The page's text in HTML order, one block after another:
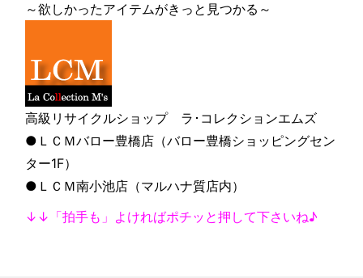
～欲しかったアイテムがきっと見つかる～
高級リサイクルショップ ラ･コレクションエムズ
●ＬＣＭバロー豊橋店（バロー豊橋ショッピングセン
ター1F）
●ＬＣＭ南小池店（マルハナ質店内）
↓↓「拍手も」よければポチッと押して下さいね♪